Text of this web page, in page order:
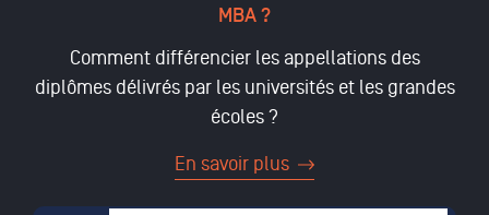
MBA ?
Comment différencier les appellations des
diplômes délivrés par les universités et les grandes
écoles ?
En savoir plus